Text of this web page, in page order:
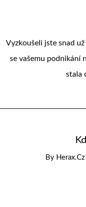
Vyzkoušeli jste snad
se vašemu podnikání
stala
By Herax.cz